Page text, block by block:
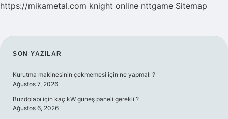
https://mikametal.com knight online nttgame Sitemap
SIDEBAR
SON YAZILAR
Kurutma makinesinin çekmemesi için ne yapmalı ?
Ağustos 7, 2026
Buzdolabı için kaç kW güneş paneli gerekli ?
Ağustos 6, 2026